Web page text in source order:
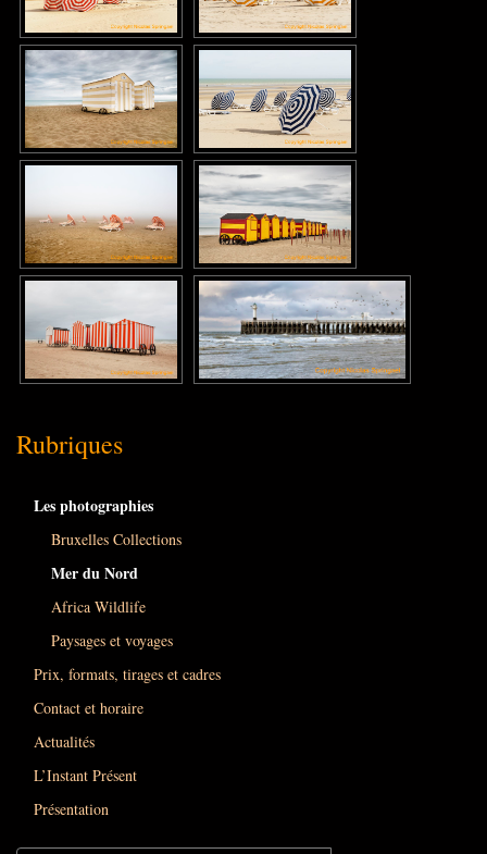
Rubriques
Les photographies
Bruxelles Collections
Mer du Nord
Africa Wildlife
Paysages et voyages
Prix, formats, tirages et cadres
Contact et horaire
Actualités
L’Instant Présent
Présentation